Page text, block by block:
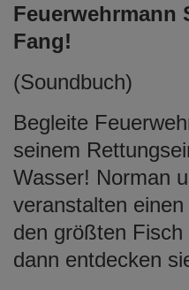
Feuerwehrmann
Fang!
(Soundbuch)
Begleite
seinem
Wasser! Norman
veranstalten
den größten
dann entdecken